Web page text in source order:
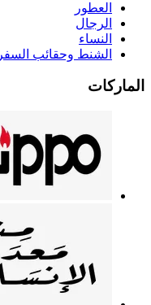
العطور
الرجال
النساء
الشنط وحقائب السفر
الماركات